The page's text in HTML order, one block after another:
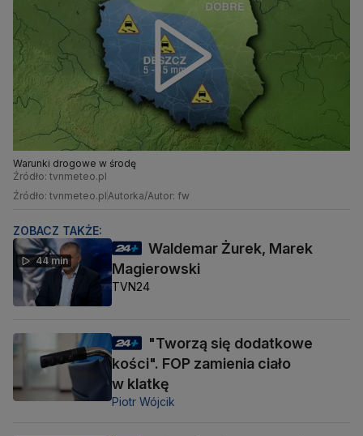
Warunki drogowe w środę
Źródło: tvnmeteo.pl
Źródło: tvnmeteo.pl Autorka/Autor: fw
ZOBACZ TAKŻE:
44 min
Waldemar Żurek, Marek
Magierowski
TVN24
"Tworzą się dodatkowe
kości". FOP zamienia ciało
w klatkę
Piotr Wójcik